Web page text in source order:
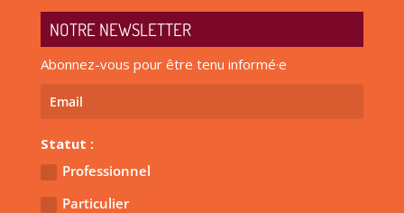
NOTRE NEWSLETTER
Abonnez-vous pour être tenu informé·e
Statut :
Professionnel
Particulier